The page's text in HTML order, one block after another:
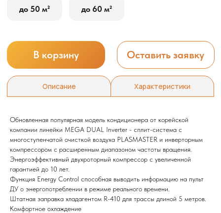
Обновленная популярная модель кондиционера от корейской
компании линейки MEGA DUAL Inverter - сплит-система с
многоступенчатой очисткой воздуха PLASMASTER и инверторным
компрессором с расширенным диапазоном частоты вращения.
Энергоэффективный двухроторный компрессор с увеличенной
гарантией до 10 лет.
Функция Energy Control способная выводить информацию на пульт
ДУ о энергопотреблении в режиме реального времени.
Штатная заправка хладагентом R-410 для трассы длиной 5 метров.
Комфортное охлаждение
Не нашли то, что искали или
затрудняетесь в выборе?
Оставьте заявку, и мы подберем
вам нужный товар
Мы всегда рады вам помочь